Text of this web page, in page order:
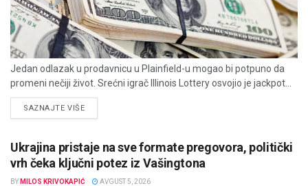
Jedan odlazak u prodavnicu u Plainfield-u mogao bi potpuno da
promeni nečiji život. Srećni igrač Illinois Lottery osvojio je jackpot...
SAZNAJTE VIŠEDETAILS
Ukrajina pristaje na sve formate pregovora, politički
vrh čeka ključni potez iz Vašingtona
BY MILOS KRIVOKAPIĆ AVGUST 5, 2026